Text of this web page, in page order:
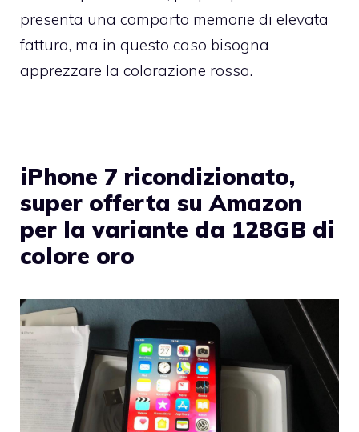
presenta una comparto memorie di elevata
fattura, ma in questo caso bisogna
apprezzare la colorazione rossa.
iPhone 7 ricondizionato,
super offerta su Amazon
per la variante da 128GB di
colore oro